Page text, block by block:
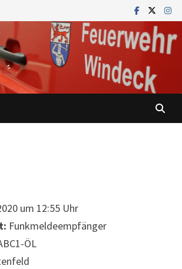
um 12:55 Uhr
Funkmeldeempfänger
ÖL